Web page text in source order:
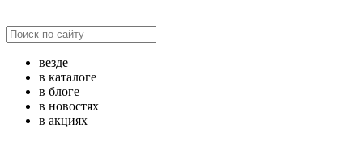
везде
в каталоге
в блоге
в новостях
в акциях